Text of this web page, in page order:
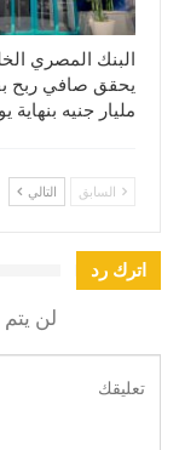
البنك المصري
مليار جنيه بنهاية يونيو
السابق التالي
اترك رد
لن